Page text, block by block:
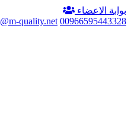
بوابة الاعضاء
00966595443328
quality.net